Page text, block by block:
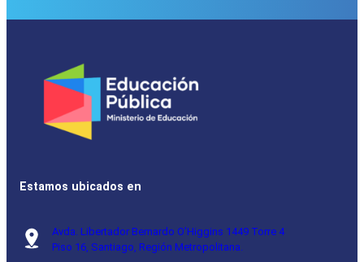
Estamos ubicados en
Avda. Libertador Bernardo O’Higgins 1449 Torre 4
Piso 16, Santiago, Región Metropolitana.